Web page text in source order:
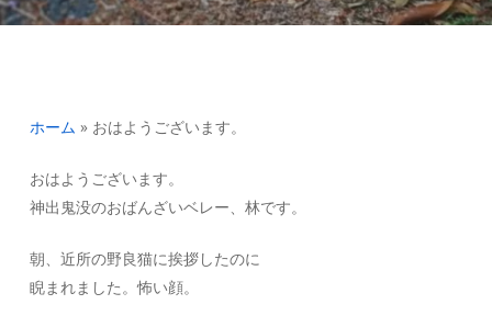
ホーム » おはようございます。
おはようございます。
神出鬼没のおばんざいベレー、林です。
朝、近所の野良猫に挨拶したのに
睨まれました。怖い顔。